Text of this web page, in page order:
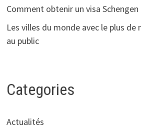
Comment obtenir un visa
Les villes du monde avec le plus
au public
Categories
Actualités